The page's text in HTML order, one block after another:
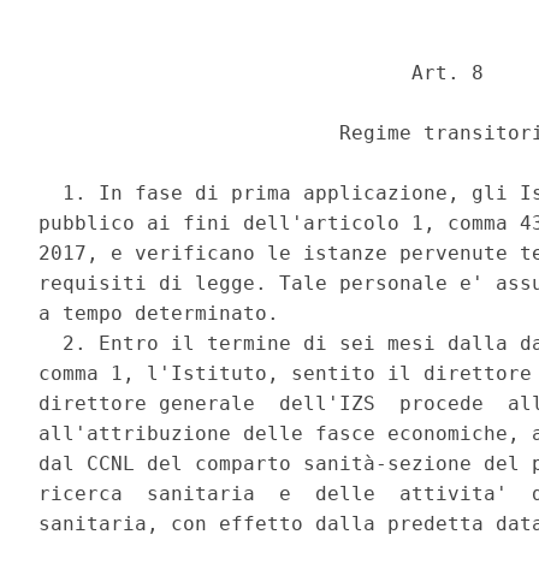
                               Art. 8
Regime
1. In fase di prima applicazione, gli
pubblico ai fini dell'articolo 1, comma
2017, e verificano le istanze pervenute
requisiti di legge. Tale personale e'
a tempo determinato.
2. Entro il termine di sei mesi dalla
comma 1, l'Istituto, sentito il direttore
direttore generale  dell'IZS  procede
all'attribuzione delle fasce
dal CCNL del comparto sanità-sezione
ricerca  sanitaria  e  delle  attivita'